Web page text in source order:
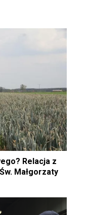
Relacja z
Małgorzaty